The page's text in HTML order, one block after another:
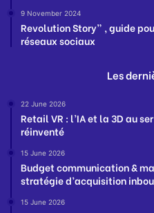
9 November 2024
Revolution Story” , guide
réseaux sociaux
Les
22 June 2026
Retail VR : l’IA et la 3D au
réinventé
15 June 2026
Budget communication &
stratégie d’acquisition
15 June 2026